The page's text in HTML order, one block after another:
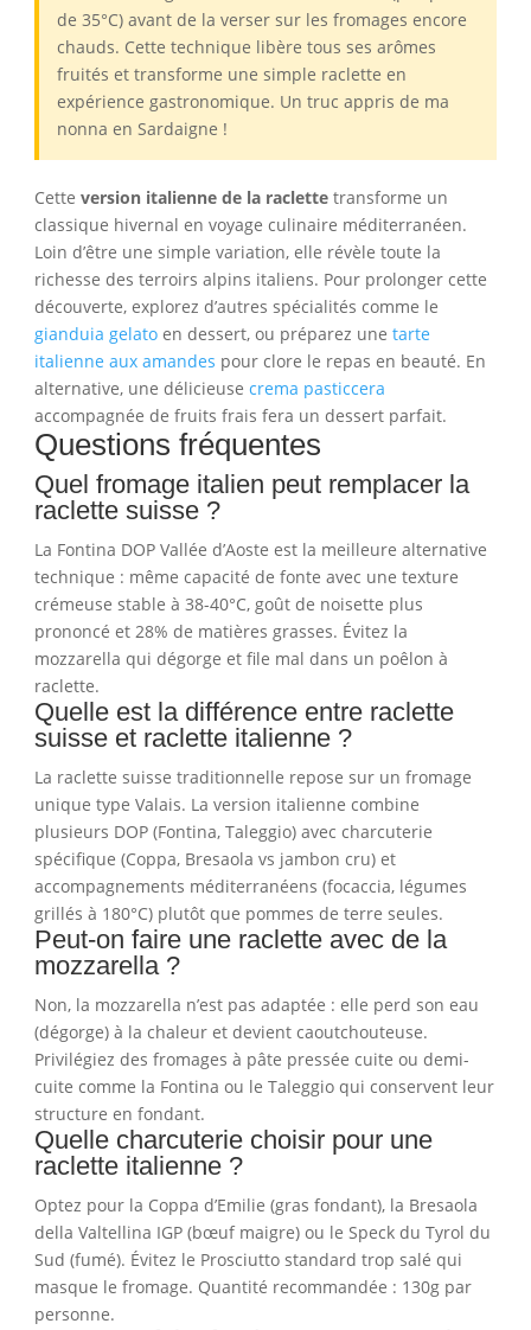
de 35°C) avant de la verser sur les fromages encore
chauds. Cette technique libère tous ses arômes
fruités et transforme une simple raclette en
expérience gastronomique. Un truc appris de ma
nonna en Sardaigne !
Cette version italienne de la raclettetransforme un
classique hivernal en voyage culinaire méditerranéen.
Loin d’être une simple variation, elle révèle toute la
richesse des terroirs alpins italiens. Pour prolonger cette
découverte, explorez d’autres spécialités comme le
gianduia gelatoen dessert, ou préparez une tarte
italienne aux amandes pour clore le repas en beauté. En
alternative, une délicieuse crema pasticcera
accompagnée de fruits frais fera un dessert parfait.
Questions fréquentes
Quel fromage italien peut remplacer la
raclette suisse ?
La Fontina DOP Vallée d’Aoste est la meilleure alternative
technique : même capacité de fonte avec une texture
crémeuse stable à 38-40°C, goût de noisette plus
prononcé et 28% de matières grasses. Évitez la
mozzarella qui dégorge et file mal dans un poêlon à
raclette.
Quelle est la différence entre raclette
suisse et raclette italienne ?
La raclette suisse traditionnelle repose sur un fromage
unique type Valais. La version italienne combine
plusieurs DOP (Fontina, Taleggio) avec charcuterie
spécifique (Coppa, Bresaola vs jambon cru) et
accompagnements méditerranéens (focaccia, légumes
grillés à 180°C) plutôt que pommes de terre seules.
Peut-on faire une raclette avec de la
mozzarella ?
Non, la mozzarella n’est pas adaptée : elle perd son eau
(dégorge) à la chaleur et devient caoutchouteuse.
Privilégiez des fromages à pâte pressée cuite ou demi-
cuite comme la Fontina ou le Taleggio qui conservent leur
structure en fondant.
Quelle charcuterie choisir pour une
raclette italienne ?
Optez pour la Coppa d’Emilie (gras fondant), la Bresaola
della Valtellina IGP (bœuf maigre) ou le Speck du Tyrol du
Sud (fumé). Évitez le Prosciutto standard trop salé qui
masque le fromage. Quantité recommandée : 130g par
personne.